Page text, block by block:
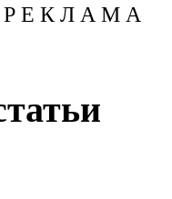
Р Е К Л А М А